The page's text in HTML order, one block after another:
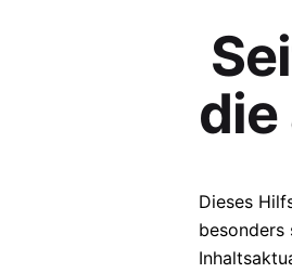
Dieses
besonders